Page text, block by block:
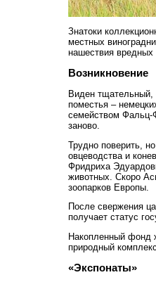
Знатоки
местных
нашествия вредных
Возникновение
Виден тщательный,
поместья –
семейством Фальц-
заново.
Трудно поверить,
овцеводства и
Фридриха
животных. Скоро
зоопарков Европы.
После свержения
получает статус
Накопленный фонд
природный
«Экспонаты»